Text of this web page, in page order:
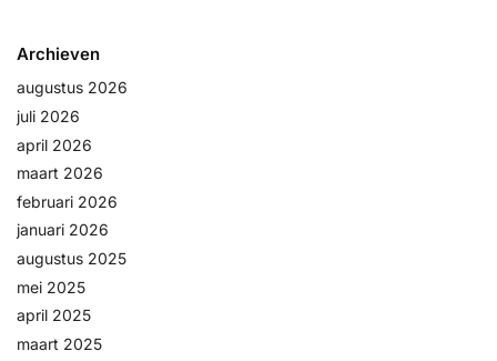
Archieven
augustus 2026
juli 2026
april 2026
maart 2026
februari 2026
januari 2026
augustus 2025
mei 2025
april 2025
maart 2025